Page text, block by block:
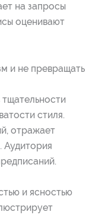
на запросы
оценивают
и не превращать
стиля.
отражает
и ясностью